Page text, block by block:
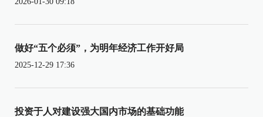
做好“五个必须”，为明年经济工作开好局
2025-12-29 17:36
投资于人对建设强大国内市场的基础功能